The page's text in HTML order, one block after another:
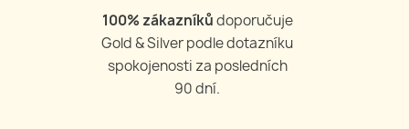
100% zákazníkůdoporučuje
Gold & Silver podle dotazníku
spokojenosti za posledních
90 dní.